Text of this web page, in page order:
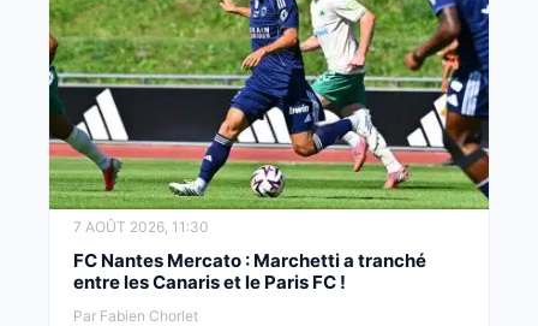
7 AOÛT 2026, 11:30
FC Nantes Mercato : Marchetti a tranché
entre les Canaris et le Paris FC !
Par Fabien Chorlet